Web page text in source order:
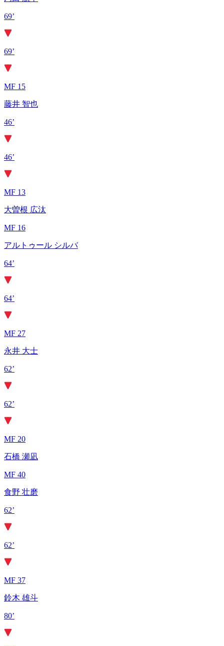
69’
69’
MF 15
藤井 智也
46’
46’
MF 13
大曽根 広汰
MF 16
アルトゥール シルバ
64’
64’
MF 27
永井 大士
62’
62’
MF 20
石橋 瀬凪
MF 40
食野 壮磨
62’
62’
MF 37
鈴木 雄斗
80’